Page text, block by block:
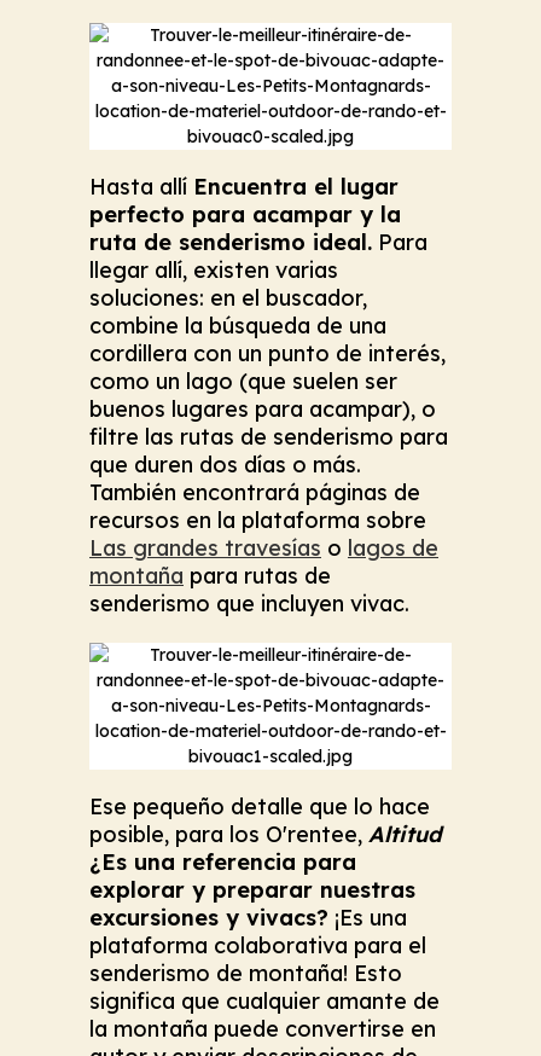
Hasta allí Encuentra el lugar
perfecto para acampar y la
ruta de senderismo ideal. Para
llegar allí, existen varias
soluciones: en el buscador,
combine la búsqueda de una
cordillera con un punto de interés,
como un lago (que suelen ser
buenos lugares para acampar), o
filtre las rutas de senderismo para
que duren dos días o más.
También encontrará páginas de
recursos en la plataforma sobre
Las grandes travesías o lagos de
montaña para rutas de
senderismo que incluyen vivac.
Ese pequeño detalle que lo hace
posible, para los O'rentee, Altitud
¿Es una referencia para
explorar y preparar nuestras
excursiones y vivacs? ¡Es una
plataforma colaborativa para el
senderismo de montaña! Esto
significa que cualquier amante de
la montaña puede convertirse en